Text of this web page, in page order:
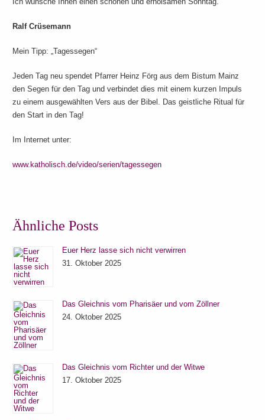
Ralf Crüsemann
Mein Tipp: „Tagessegen“
Jeden Tag neu spendet Pfarrer Heinz Förg aus dem Bistum Mainz
den Segen für den Tag und verbindet dies mit einem kurzen Impuls
zu einem ausgewählten Vers aus der Bibel. Das geistliche Ritual für
den Start in den Tag!
Im Internet unter:
www.katholisch.de/video/serien/tagessegen
Ähnliche Posts
Euer Herz lasse sich nicht verwirren
31. Oktober 2025
Das Gleichnis vom Pharisäer und vom Zöllner
24. Oktober 2025
Das Gleichnis vom Richter und der Witwe
17. Oktober 2025